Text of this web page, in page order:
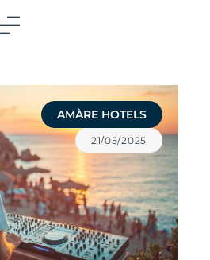
21/05/2025
AMÀRE HOTELS